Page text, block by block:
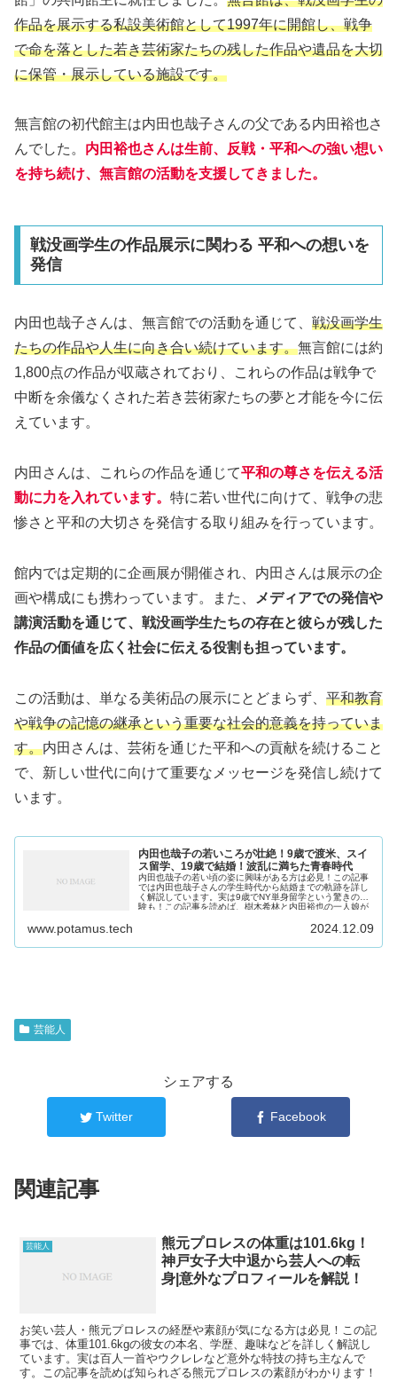
作品を展示する私設美術館として1997年に開館し、戦争
で命を落とした若き芸術家たちの残した作品や遺品を大切
に保管・展示している施設です。
無言館の初代館主は内田也哉子さんの父である内田裕也さ
んでした。 内田裕也さんは生前、反戦・平和への強い想い
を持ち続け、無言館の活動を支援してきました。
戦没画学生の作品展示に関わる 平和への想いを
発信
内田也哉子さんは、無言館での活動を通じて、 戦没画学生
たちの作品や人生に向き合い続けています。無言館には約
1,800点の作品が収蔵されており、これらの作品は戦争で
中断を余儀なくされた若き芸術家たちの夢と才能を今に伝
えています。
内田さんは、これらの作品を通じて平和の尊さを伝える活
動に力を入れています。 特に若い世代に向けて、戦争の悲
惨さと平和の大切さを発信する取り組みを行っています。
館内では定期的に企画展が開催され、内田さんは展示の企
画や構成にも携わっています。また、
メディアでの発信や
講演活動を通じて、戦没画学生たちの存在と彼らが残した
作品の価値を広く社会に伝える役割も担っています。
この活動は、単なる美術品の展示にとどまらず、 平和教育
や戦争の記憶の継承という重要な社会的意義を持っていま
す。内田さんは、芸術を通じた平和への貢献を続けること
で、新しい世代に向けて重要なメッセージを発信し続けて
います。
内田也哉子の若いころが壮絶！9歳で渡米、スイ
ス留学、19歳で結婚！波乱に満ちた青春時代
内田也哉子の若い頃の姿に興味がある方は必見！この記事
では内田也哉子さんの学生時代から結婚までの軌跡を詳し
く解説しています。実は9歳でNY単身留学という驚きの経
験も！この記事を読めば、樹木希林と内田裕也の一人娘が
www.potamus.tech 2024.12.09
芸能人
シェアする
Twitter Facebook
関連記事
芸能人
熊元プロレスの体重は101.6kg！
神戸女子大中退から芸人への転
身|意外なプロフィールを解説！
お笑い芸人・熊元プロレスの経歴や素顔が気になる方は必見！この記
事では、体重101.6kgの彼女の本名、学歴、趣味などを詳しく解説し
ています。実は百人一首やウクレレなど意外な特技の持ち主なんで
す。この記事を読めば知られざる熊元プロレスの素顔がわかります！